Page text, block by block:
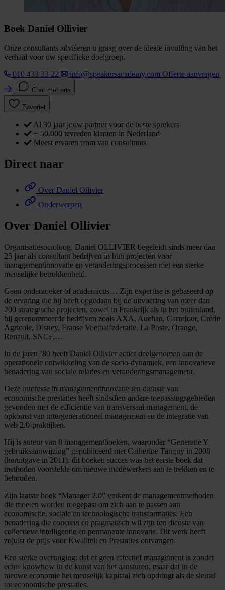
Boek Daniel Ollivier
Onze consultants adviseren u graag over de ideale invulling van het
verhaal voor uw specifieke doelgroep.
010 433 33 22
info@speakersacademy.com Offerte aanvragen
Chat met ons
Favoriet
Al 30 jaar jouw partner voor de beste sprekers
+ 50.000 tevreden klanten in Nederland
Meest ervaren team van consultants
Direct naar
Over Daniel Ollivier
Onderwerpen
Over Daniel Ollivier
Organisatiesocioloog, Daniel OLLIVIER begeleidt sinds meer dan
25 jaar als consultant bedrijven in hun projecten voor
managementinnovatie en veranderingsprocessen met een sterke
menselijke betrokkenheid.
Geen onderzoeker of academicus… Zijn expertise is gebaseerd op
de ervaring die hij heeft opgedaan bij de uitvoering van meer dan
200 strategische projecten, zowel in Frankrijk als in het buitenland,
bij gerenommeerde bedrijven zoals AXA, Auchan, Carrefour, Crédit
Agricole, Disney, Franse Voetbalfederatie, La Poste, Orange,
Renault, SNCF,…
In de jaren ’80 heeft Daniel Ollivier actief deelgenomen aan de
operationele ontwikkeling van de socio-dynamiek, een innovatieve
benadering van sociale relaties en veranderingsmanagement.
Deze interesse in managementinnovatie ten dienste van
economische prestaties heeft sindsdien andere toepassingsgebieden
gevonden met de efficiëntie van transversaal management, de
opkomst van intergenerationeel management en de integratie van
web 2.0-praktijken.
Hij is auteur van 8 managementboeken, waaronder “Generatie Y
gebruiksaanwijzing” gepubliceerd met Catherine Tanguy in 2008
(heruitgave in 2011): dit boeken succes was het eerste boek dat
methoden voorstelde om nieuwe medewerkers aan te trekken en te
behouden.
Zijn laatste boek “Manager 2.0” verkent de managementmethoden
die moeten worden toegepast om zich aan te passen aan
economische, sociale en technologische transformaties. Een
benadering die concreet en pragmatisch wil zijn ten dienste van
collectieve intelligentie en permanente innovatie. Dit werk heeft
zojuist de prijs voor Kwaliteit en Prestaties ontvangen.
Een sterke overtuiging: dat er geen effectief management is zonder
echte knowhow in de kunst van het aansturen, maar dat in de
nieuwe economie het menselijk kapitaal zich opdringt als de sleutel
tot economische prestaties.